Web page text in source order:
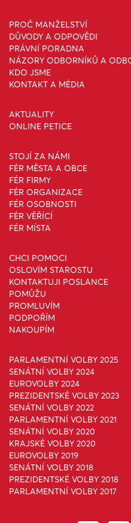
PROČ MANŽELSTVÍ
DŮVODY A ODPOVĚDI
PRÁVNÍ PORADNA
NÁZORY ODBORNÍKŮ A
KDO JSME
KONTAKT A MÉDIA
AKTUALITY
ONLINE PETICE
STOJÍ ZA NÁMI
FÉR MĚSTA A OBCE
FÉR FIRMY
FÉR ORGANIZACE
FÉR OSOBNOSTI
FÉR VĚŘÍCÍ
FÉR MÍSTA
CHCI POMOCI
OSLOVÍM STAROSTU
KONTAKTUJI POSLANCE
POMŮŽU
PROMLUVÍM
PODPOŘÍM
NAKOUPÍM
PARLAMENTNÍ VOLBY 2025
SENÁTNÍ VOLBY 2024
EUROVOLBY 2024
PREZIDENTSKÉ VOLBY 2023
SENÁTNÍ VOLBY 2022
PARLAMENTNÍ VOLBY 2021
SENÁTNÍ VOLBY 2020
KRAJSKÉ VOLBY 2020
EUROVOLBY 2019
SENÁTNÍ VOLBY 2018
PREZIDENTSKÉ VOLBY 2018
PARLAMENTNÍ VOLBY 2017